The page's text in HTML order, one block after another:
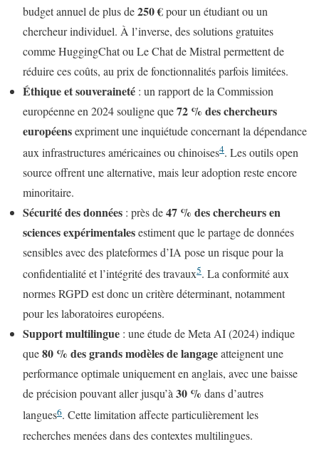
budget annuel de plus de250 €pour un étudiant ou un
chercheur individuel. À l’inverse, des solutions gratuites
comme HuggingChat ou Le Chat de Mistral permettent de
réduire ces coûts, au prix de fonctionnalités parfois limitées.
Éthique et souveraineté : un rapport de la Commission
européenne en 2024 souligne que72 % des chercheurs
européensexpriment une inquiétude concernant la dépendance
aux infrastructures américaines ou chinoises4. Les outils open
source offrent une alternative, mais leur adoption reste encore
minoritaire.
Sécurité des données : près de47 % des chercheurs en
sciences expérimentalesestiment que le partage de données
sensibles avec des plateformes d’IA pose un risque pour la
confidentialité et l’intégrité des travaux5. La conformité aux
normes RGPD est donc un critère déterminant, notamment
pour les laboratoires européens.
Support multilingue : une étude de Meta AI (2024) indique
que80 % des grands modèles de langageatteignent une
performance optimale uniquement en anglais, avec une baisse
de précision pouvant aller jusqu’à30 % dans d’autres
langues6. Cette limitation affecte particulièrement les
recherches menées dans des contextes multilingues.